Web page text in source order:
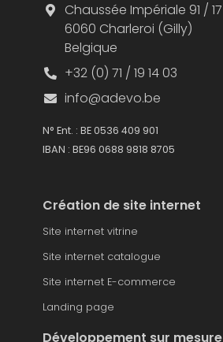
Chaussée Impériale 91 / 17
6060 Charleroi (Gilly)
Belgique
+32 (0) 71 / 19 14 03
info@adevo.be
N° Ent. : BE 0536 409 901
IBAN : BE96 0688 9818 8705
Création de site internet
Site internet vitrine
Site internet catalogue
Site internet E-commerce
Landing page
Développement sur mesure